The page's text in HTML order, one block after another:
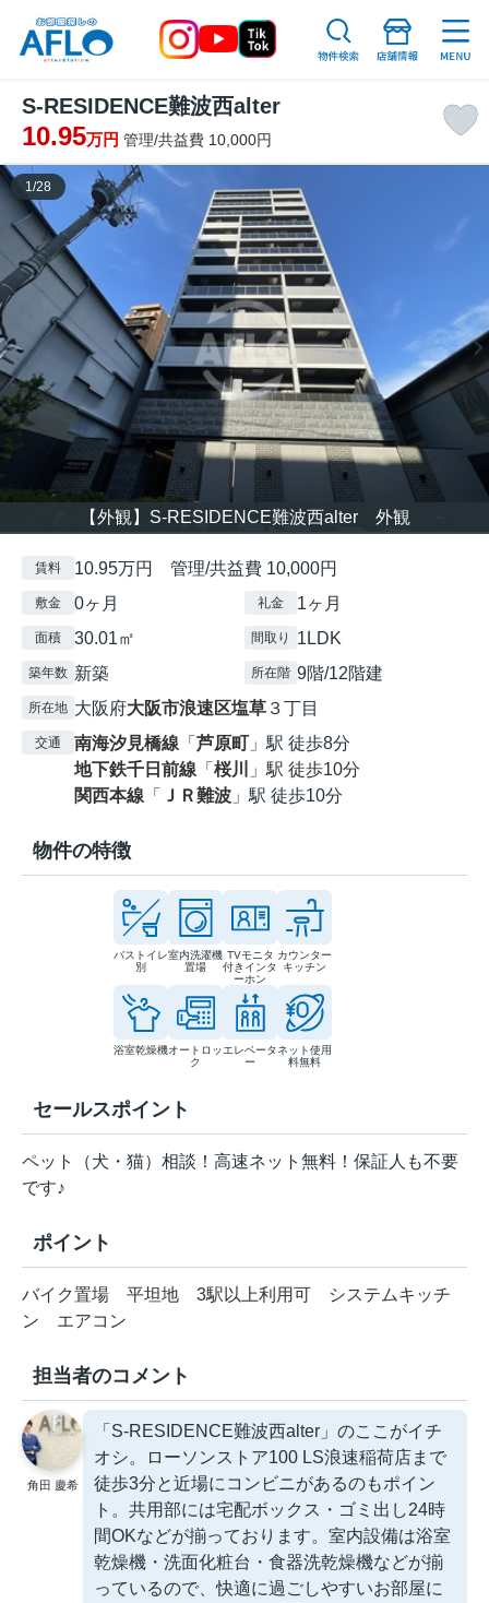
S-RESIDENCE難波西alter
10.95万円 管理/共益費 10,000円
【外観】S-RESIDENCE難波西alter 外観
1 /28
賃料 10.95万円 管理/共益費 10,000円
敷金 0ヶ月 礼金 1ヶ月
面積 30.01㎡ 間取り 1LDK
築年数 新築 所在階 9階/12階建
所在地 大阪府大阪市浪速区塩草 ３丁目
交通 南海汐見橋線 「 芦原町 」駅 徒歩8分
地下鉄千日前線 「 桜川
」駅 徒歩10分
関西本線 「 ＪＲ難波 」駅 徒歩10分
物件の特徴
バストイレ
別
室内洗濯機
置場
TVモニタ
付きインタ
ーホン
カウンター
キッチン
浴室乾燥機オートロッ
ク
エレベータ
ー
ネット使用
料無料
セールスポイント
ペット（犬・猫）相談！高速ネット無料！保証人も不要
です♪
ポイント
バイク置場 平坦地 3駅以上利用可
システムキッチ
ン
エアコン
担当者のコメント
角田 慶希
「S-RESIDENCE難波西alter」のここがイチ
オシ。ローソンストア100 LS浪速稲荷店まで
徒歩3分と近場にコンビニがあるのもポイン
ト。共用部には宅配ボックス・ゴミ出し24時
間OKなどが揃っております。室内設備は浴室
乾燥機・洗面化粧台・食器洗乾燥機などが揃
っているので、快適に過ごしやすいお部屋に